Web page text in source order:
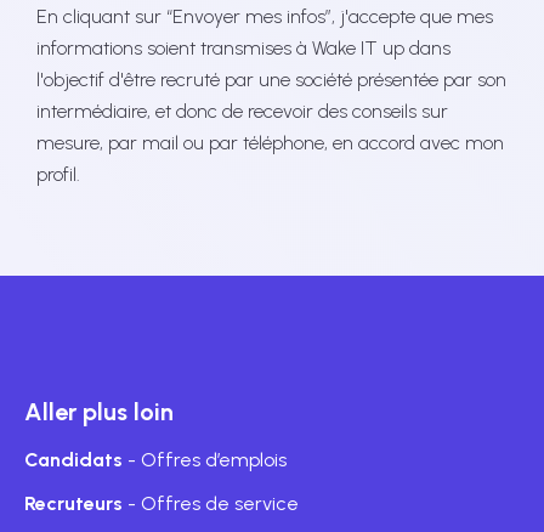
En cliquant sur “Envoyer mes infos”, j'accepte que mes
informations soient transmises à Wake IT up dans
l'objectif d'être recruté par une société présentée par son
intermédiaire, et donc de recevoir des conseils sur
mesure, par mail ou par téléphone, en accord avec mon
profil.
Aller plus loin
Candidats - Offres d’emplois
Recruteurs - Offres de service